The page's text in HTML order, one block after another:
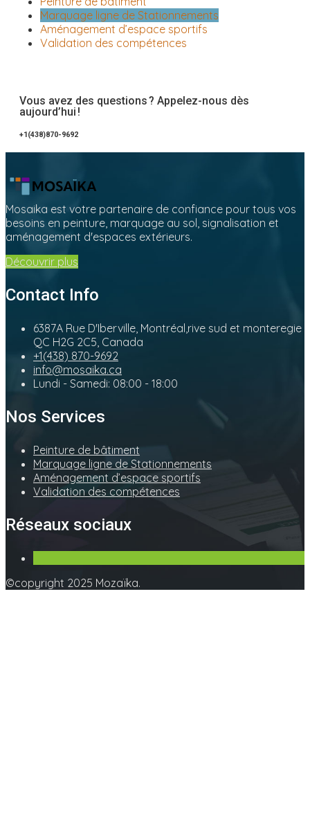
Marquage ligne de Stationnements
Aménagement d’espace sportifs
Validation des compétences
Vous avez des questions ? Appelez-nous dès
aujourd’hui !
+1(438)870-9692
Mosaika est votre partenaire de confiance pour tous vos
besoins en peinture, marquage au sol, signalisation et
aménagement d'espaces extérieurs.
Découvrir plus
Contact Info
6387A Rue D'Iberville, Montréal,rive sud et monteregie
QC H2G 2C5, Canada
+1(438) 870-9692
info@mosaika.ca
Lundi - Samedi: 08:00 - 18:00
Nos Services
Peinture de bâtiment
Marquage ligne de Stationnements
Aménagement d’espace sportifs
Validation des compétences
Réseaux sociaux
©copyright 2025 Mozaïka.